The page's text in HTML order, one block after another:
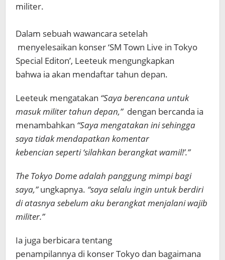
militer.
Dalam sebuah wawancara setelah
menyelesaikan konser ‘SM Town Live in Tokyo
Special Editon’, Leeteuk mengungkapkan
bahwa ia akan mendaftar tahun depan.
Leeteuk mengatakan “Saya berencana untuk
masuk militer tahun depan,”dengan bercanda ia
menambahkan “Saya mengatakan ini sehingga
saya tidak mendapatkan komentar
kebencian seperti ‘silahkan berangkat wamil!’.”
The Tokyo Dome adalah panggung mimpi bagi
saya,”ungkapnya. “saya selalu ingin untuk berdiri
di atasnya sebelum aku berangkat menjalani wajib
militer.”
Ia juga berbicara tentang
penampilannya di konser Tokyo dan bagaimana